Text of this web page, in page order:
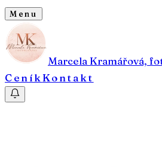
Menu
Marcela Kramářová,
CeníkKontakt